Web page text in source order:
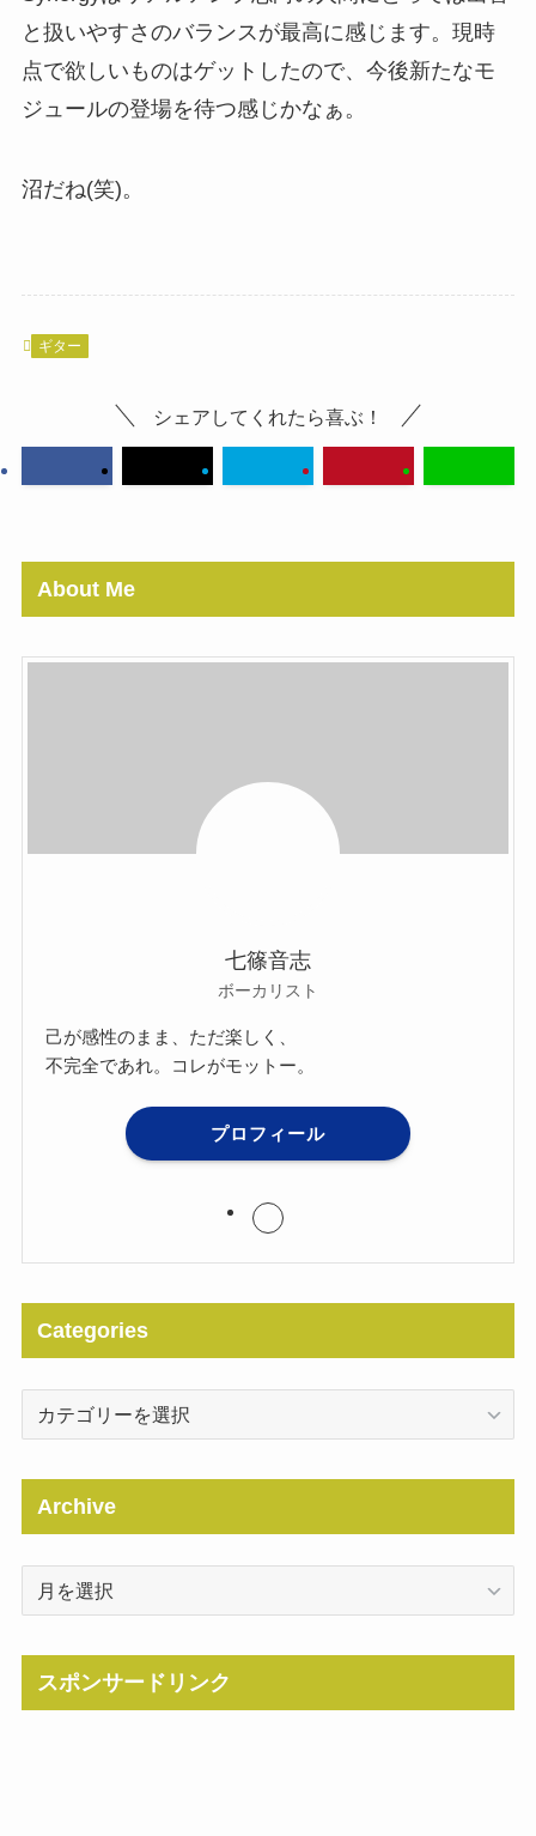
と扱いやすさのバランスが最高に感じます。現時
点で欲しいものはゲットしたので、今後新たなモ
ジュールの登場を待つ感じかなぁ。
沼だね(笑)。
ギター
シェアしてくれたら喜ぶ！
About Me
七篠音志
ボーカリスト
己が感性のまま、ただ楽しく、
不完全であれ。コレがモットー。
プロフィール
Categories
Categories
Archive
Archive
スポンサードリンク